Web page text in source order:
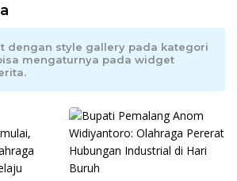
dengan style gallery pada kategori
mengaturnya pada widget